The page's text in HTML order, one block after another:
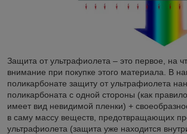
Защита от ультрафиолета – это первое, на
внимание при покупке этого материала. В
поликарбонате защиту от ультрафиолета
поликарбоната с одной стороны (как
имеет вид невидимой пленки) +
в саму массу веществ, предотвращающих
ультрафиолета (защита уже находится